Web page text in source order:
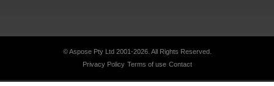
© Aspose Pty Ltd 2001-2026. All Rights Reserved.
Privacy Policy Terms of use Contact